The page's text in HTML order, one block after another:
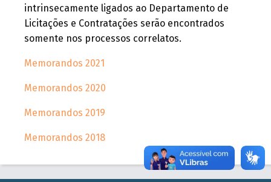
intrinsecamente ligados ao Departamento de
Licitações e Contratações serão encontrados
somente nos processos correlatos.
Memorandos 2021
Memorandos 2020
Memorandos 2019
Memorandos 2018